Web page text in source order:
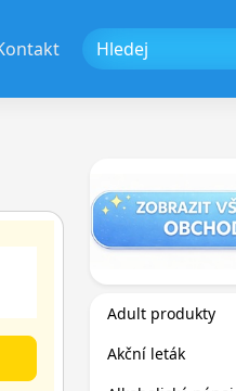
Adult produkty
Akční leták